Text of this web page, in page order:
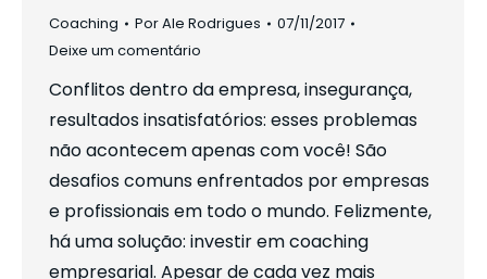
Coaching PorAle Rodrigues
07/11/2017
Deixe um comentário
Conflitos dentro da empresa, insegurança,
resultados insatisfatórios: esses problemas
não acontecem apenas com você! São
desafios comuns enfrentados por empresas
e profissionais em todo o mundo. Felizmente,
há uma solução: investir em coaching
empresarial. Apesar de cada vez mais